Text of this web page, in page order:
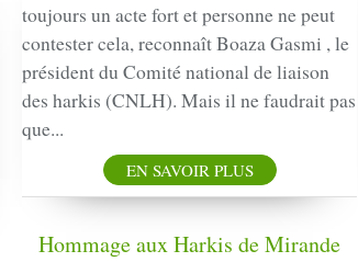
toujours un acte fort et personne ne peut
contester cela, reconnaît Boaza Gasmi , le
président du Comité national de liaison
des harkis (CNLH). Mais il ne faudrait pas
que...
EN SAVOIR PLUS
Hommage aux Harkis de Mirande